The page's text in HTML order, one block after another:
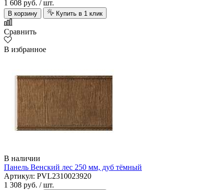
1 608 руб. / шт.
В корзину Купить в 1 клик
Сравнить
В избранное
В наличии
Панель Венский лес 250 мм, дуб тёмный
Артикул: PVL2310023920
1 308 руб. / шт.